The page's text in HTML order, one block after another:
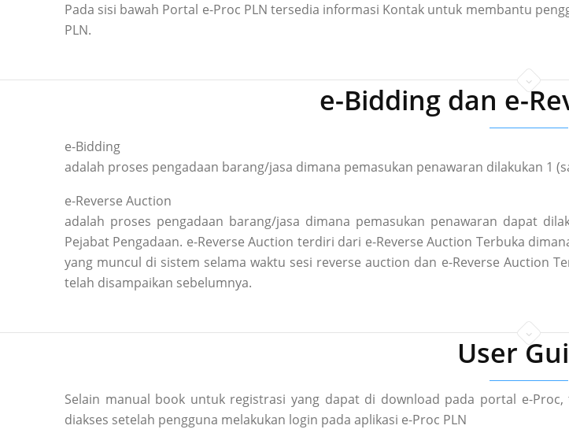
Pada sisi bawah Portal e-Proc PLN tersedia informasi Kontak untuk membantu
PLN.
e-Bidding dan e-
e-Bidding
adalah proses pengadaan barang/jasa dimana pemasukan penawaran dilakukan 1
e-Reverse Auction
adalah proses pengadaan barang/jasa dimana pemasukan penawaran dapat
Pejabat Pengadaan. e-Reverse Auction terdiri dari e-Reverse Auction Terbuka
yang muncul di sistem selama waktu sesi reverse auction dan e-Reverse Auction
telah disampaikan sebelumnya.
User
Selain manual book untuk registrasi yang dapat di download pada portal e-
diakses setelah pengguna melakukan login pada aplikasi e-Proc PLN